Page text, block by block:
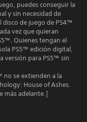
puedes conseguir la
y sin necesidad de
de juego de PS4™
vez que quieran
Quienes tengan el
PS5™ edición digital,
versión para PS5™ sin
no se extienden a la
House of Ashes.
más adelante.]